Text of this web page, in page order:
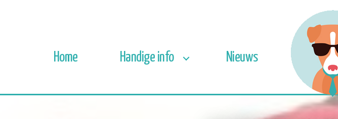
Home Handige info Nieuws